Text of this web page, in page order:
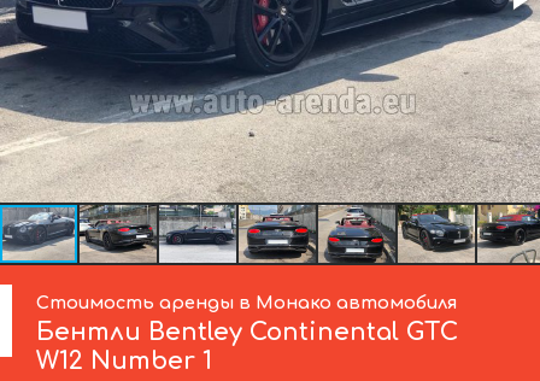
Стоимость аренды в Монако автомобиля
Бентли Bentley Continental GTC
W12 Number 1